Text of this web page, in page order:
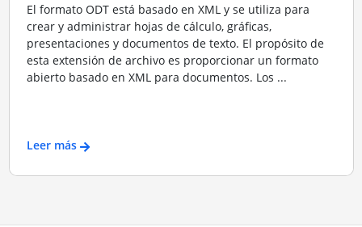
El formato ODT está basado en XML y se utiliza para
crear y administrar hojas de cálculo, gráficas,
presentaciones y documentos de texto. El propósito de
esta extensión de archivo es proporcionar un formato
abierto basado en XML para documentos. Los ...
Leer más